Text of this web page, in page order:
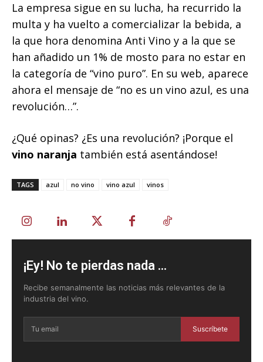
La empresa sigue en su lucha, ha recurrido la
multa y ha vuelto a comercializar la bebida, a
la que hora denomina Anti Vino y a la que se
han añadido un 1% de mosto para no estar en
la categoría de “vino puro”. En su web, aparece
ahora el mensaje de “no es un vino azul, es una
revolución…”.
¿Qué opinas? ¿Es una revolución? ¡Porque el
vino naranja también está asentándose!
TAGS azul no vino vino azul vinos
¡Ey! No te pierdas nada ...
Recibe semanalmente las noticias más relevantes de la
industria del vino.
Suscríbete